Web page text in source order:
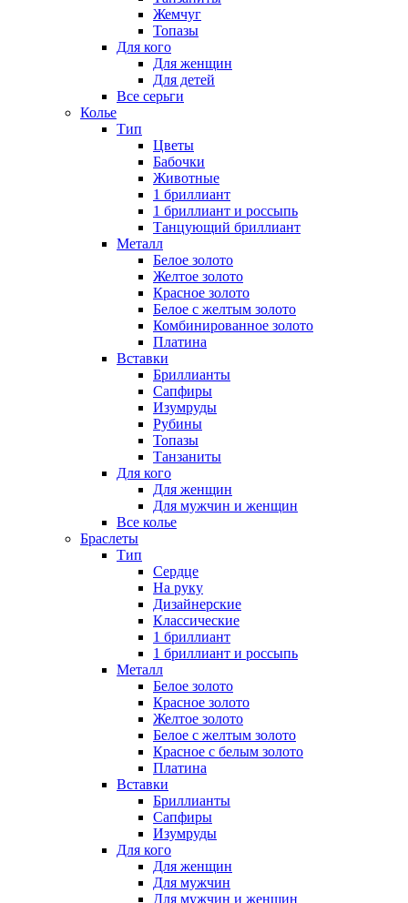
Жемчуг
Топазы
Для кого
Для женщин
Для детей
Все серьги
Колье
Тип
Цветы
Бабочки
Животные
1 бриллиант
1 бриллиант и россыпь
Танцующий бриллиант
Металл
Белое золото
Желтое золото
Красное золото
Белое с желтым золото
Комбинированное золото
Платина
Вставки
Бриллианты
Сапфиры
Изумруды
Рубины
Топазы
Танзаниты
Для кого
Для женщин
Для мужчин и женщин
Все колье
Браслеты
Тип
Сердце
На руку
Дизайнерские
Классические
1 бриллиант
1 бриллиант и россыпь
Металл
Белое золото
Красное золото
Желтое золото
Белое с желтым золото
Красное с белым золото
Платина
Вставки
Бриллианты
Сапфиры
Изумруды
Для кого
Для женщин
Для мужчин
Для мужчин и женщин